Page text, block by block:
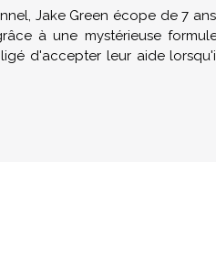
Jake Green écope de 7
à une mystérieuse
d'accepter leur aide